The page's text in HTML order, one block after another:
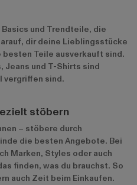
und Trendteile, die
dir deine Lieblingsstücke
Teile ausverkauft sind.
Jeans und T-Shirts sind
sind.
stöbern
– stöbere durch
die besten Angebote. Bei
Marken, Styles oder auch
finden, was du brauchst. So
auch Zeit beim Einkaufen.